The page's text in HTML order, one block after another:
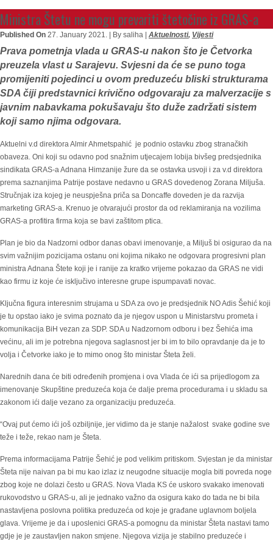
Ministra Štetu ne mogu prevariti štetočine iz GRAS-a
Published On 27. January 2021. | By saliha | Aktuelnosti, Vijesti
Prava pometnja vlada u GRAS-u nakon što je Četvorka
preuzela vlast u Sarajevu. Svjesni da će se puno toga
promijeniti pojedinci u ovom preduzeću bliski strukturama
SDA čiji predstavnici krivično odgovaraju za malverzacije s
javnim nabavkama pokušavaju što duže zadržati sistem
koji samo njima odgovara.
Aktuelni v.d direktora Almir Ahmetspahić je podnio ostavku zbog stranačkih
obaveza. Oni koji su odavno pod snažnim utjecajem lobija bivšeg predsjednika
sindikata GRAS-a Adnana Himzanije žure da se ostavka usvoji i za v.d direktora
prema saznanjima Patrije postave nedavno u GRAS dovedenog Zorana Miljuša.
Stručnjak iza kojeg je neuspješna priča sa Doncaffe doveden je da razvija
marketing GRAS-a. Krenuo je otvarajući prostor da od reklamiranja na vozilima
GRAS-a profitira firma koja se bavi zaštitom ptica.
Plan je bio da Nadzorni odbor danas obavi imenovanje, a Miljuš bi osigurao da na
svim važnijim pozicijama ostanu oni kojima nikako ne odgovara progresivni plan
ministra Adnana Štete koji je i ranije za kratko vrijeme pokazao da GRAS ne vidi
kao firmu iz koje će isključivo interesne grupe ispumpavati novac.
Ključna figura interesnim strujama u SDA za ovo je predsjednik NO Adis Šehić koji
je tu opstao iako je svima poznato da je njegov uspon u Ministarstvu prometa i
komunikacija BiH vezan za SDP. SDA u Nadzornom odboru i bez Šehića ima
većinu, ali im je potrebna njegova saglasnost jer bi im to bilo opravdanje da je to
volja i Četvorke iako je to mimo onog što ministar Šteta želi.
Narednih dana će biti određenih promjena i ova Vlada će ići sa prijedlogom za
imenovanje Skupštine preduzeća koja će dalje prema procedurama i u skladu sa
zakonom ići dalje vezano za organizaciju preduzeća.
“Ovaj put ćemo ići još ozbiljnije, jer vidimo da je stanje nažalost svake godine sve
teže i teže, rekao nam je Šteta.
Prema informacijama Patrije Šehić je pod velikim pritiskom. Svjestan je da ministar
Šteta nije naivan pa bi mu kao izlaz iz neugodne situacije mogla biti povreda noge
zbog koje ne dolazi često u GRAS. Nova Vlada KS će uskoro svakako imenovati
rukovodstvo u GRAS-u, ali je jednako važno da osigura kako do tada ne bi bila
nastavljena poslovna politika preduzeća od koje je građane uglavnom boljela
glava. Vrijeme je da i uposlenici GRAS-a pomognu da ministar Šteta nastavi tamo
gdje je je zaustavljen nakon smjene. Njegova vizija je stabilno preduzeće i